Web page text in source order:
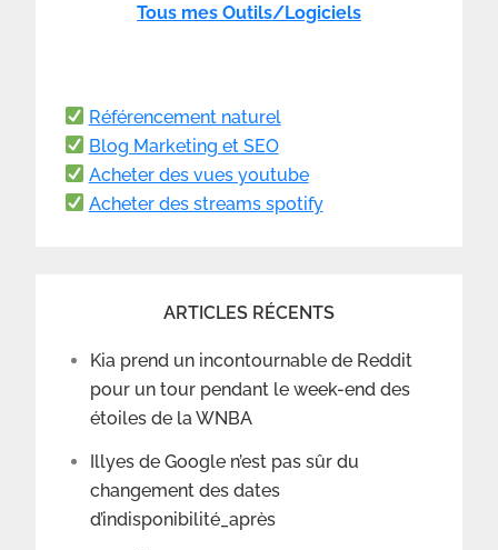
Tous mes Outils/Logiciels
Référencement naturel
Blog Marketing et SEO
Acheter des vues youtube
Acheter des streams spotify
ARTICLES RÉCENTS
Kia prend un incontournable de Reddit
pour un tour pendant le week-end des
étoiles de la WNBA
Illyes de Google n’est pas sûr du
changement des dates
d’indisponibilité_après